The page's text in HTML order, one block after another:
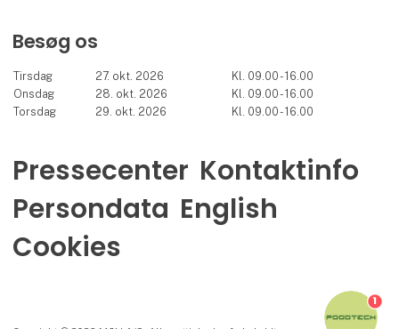
Besøg os
Tirsdag 27. okt. 2026
Kl. 09.00 - 16.00
Onsdag
28. okt. 2026
Kl. 09.00 - 16.00
Torsdag
29. okt. 2026 Kl. 09.00 - 16.00
Pressecenter Kontaktinfo
Persondata English
Cookies
1